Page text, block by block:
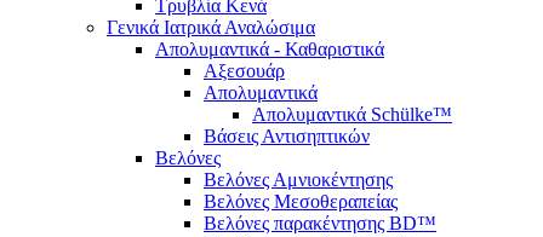
Τρυβλία Κενά
Γενικά Ιατρικά Αναλώσιμα
Απολυμαντικά - Καθαριστικά
Αξεσουάρ
Απολυμαντικά
Απολυμαντικά Schülke™
Βάσεις Αντισηπτικών
Βελόνες
Βελόνες Αμνιοκέντησης
Βελόνες Μεσοθεραπείας
Βελόνες παρακέντησης BD™